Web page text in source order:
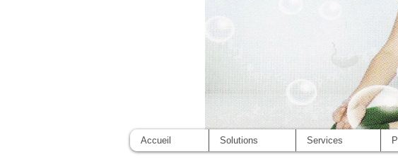
Accueil Solutions Services